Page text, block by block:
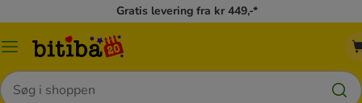
Gratis levering fra kr 449,-*
Menu
Søg